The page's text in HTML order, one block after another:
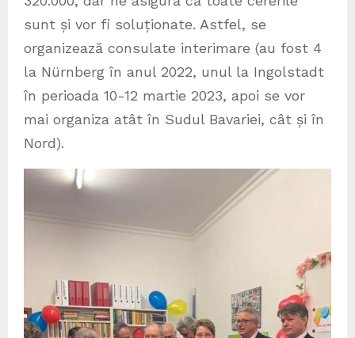
sunt și vor fi soluționate. Astfel, se
organizează consulate interimare (au fost 4
la Nürnberg în anul 2022, unul la Ingolstadt
în perioada 10-12 martie 2023, apoi se vor
mai organiza atât în Sudul Bavariei, cât și în
Nord).